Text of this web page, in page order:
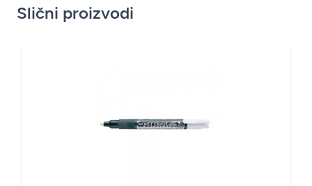
Slični proizvodi